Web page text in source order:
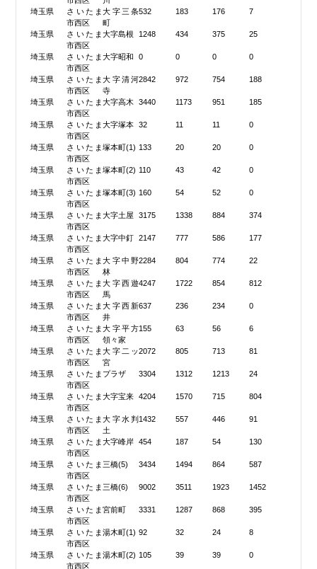
埼玉県
さいたま
市西区
大字三条
町
532 183 176 7
埼玉県
さいたま
市西区
大字島根 1248 434 375 25
埼玉県
さいたま
市西区
大字昭和 0 0 0 0
埼玉県
さいたま
市西区
大字清河
寺
2842 972 754 188
埼玉県
さいたま
市西区
大字高木 3440 1173 951 185
埼玉県
さいたま
市西区
大字塚本 32 11 11 0
埼玉県
さいたま
市西区
塚本町(1) 133 20 20 0
埼玉県
さいたま
市西区
塚本町(2) 110 43 42 0
埼玉県
さいたま
市西区
塚本町(3) 160 54 52 0
埼玉県
さいたま
市西区
大字土屋 3175 1338 884 374
埼玉県
さいたま
市西区
大字中釘 2147 777 586 177
埼玉県
さいたま
市西区
大字中野
林
2284 804 774 22
埼玉県
さいたま
市西区
大字西遊
馬
4247 1722 854 812
埼玉県
さいたま
市西区
大字西新
井
637 236 234 0
埼玉県
さいたま
市西区
大字平方
領々家
155 63 56 6
埼玉県
さいたま
市西区
大字二ッ
宮
2072 805 713 81
埼玉県
さいたま
市西区
プラザ 3304 1312 1213 24
埼玉県
さいたま
市西区
大字宝来 4204 1570 715 804
埼玉県
さいたま
市西区
大字水判
土
1432 557 446 91
埼玉県
さいたま
市西区
大字峰岸 454 187 54 130
埼玉県
さいたま
市西区
三橋(5) 3434 1494 864 587
埼玉県
さいたま
市西区
三橋(6) 9002 3511 1923 1452
埼玉県
さいたま
市西区
宮前町 3331 1287 868 395
埼玉県
さいたま
市西区
湯木町(1) 92 32 24 8
埼玉県
さいたま
市西区
湯木町(2) 105 39 39 0